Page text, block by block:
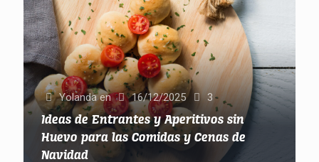
Yolanda en 16/12/2025 3
Ideas de Entrantes y Aperitivos sin
Huevo para las Comidas y Cenas de
Navidad